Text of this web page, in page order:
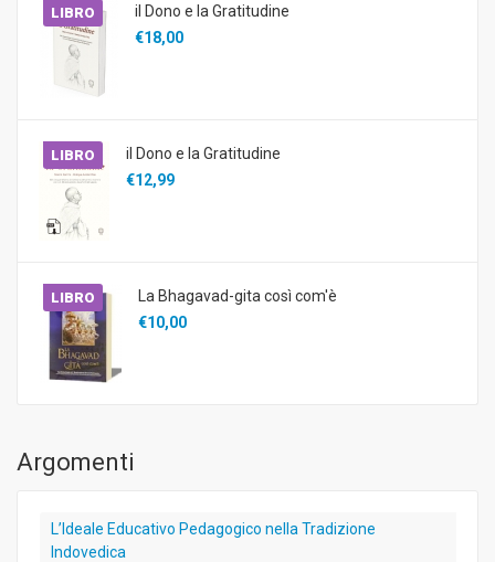
LIBRO
il Dono e la Gratitudine
€18,00
LIBRO
il Dono e la Gratitudine
€12,99
LIBRO
La Bhagavad-gita così com'è
€10,00
Argomenti
L’Ideale Educativo Pedagogico nella Tradizione
Indovedica